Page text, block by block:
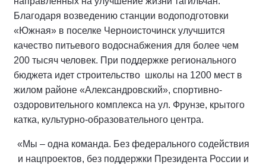
Благодаря возведению станции водоподготовки
«Южная» в поселке Черноисточинск улучшится
качество питьевого водоснабжения для более чем
200 тысяч человек. При поддержке регионального
бюджета идет строительство школы на 1200 мест в
жилом районе «Александровский», спортивно-
оздоровительного комплекса на ул. Фрунзе, крытого
катка, культурно-образовательного центра.
«Мы – одна команда. Без федерального содействия
и нацпроектов, без поддержки Президента России и